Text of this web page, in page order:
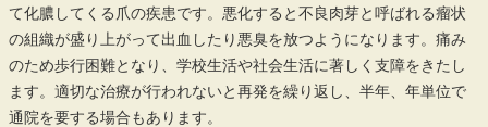
て化膿してくる爪の疾患です。悪化すると不良肉芽と呼ばれる瘤状
の組織が盛り上がって出血したり悪臭を放つようになります。痛み
のため歩行困難となり、学校生活や社会生活に著しく支障をきたし
ます。適切な治療が行われないと再発を繰り返し、半年、年単位で
通院を要する場合もあります。